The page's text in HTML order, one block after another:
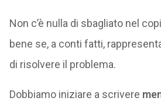
Non c’è nulla di sbagliato nel
bene se, a conti fatti,
di risolvere il problema.
Dobbiamo iniziare a scrivere